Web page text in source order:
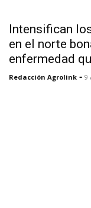
Intensifican
en el norte
enfermedad
Redacción Agrolink - 9